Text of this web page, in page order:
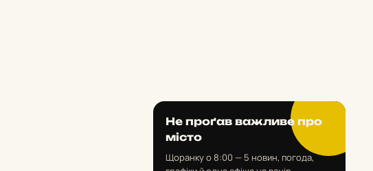
Не проґав важливе про
місто
Щоранку о 8:00 — 5 новин, погода,